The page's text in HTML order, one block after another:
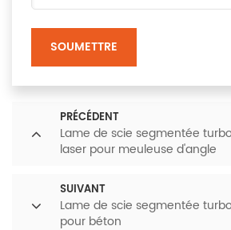
SOUMETTRE
PRÉCÉDENT
Lame de scie segmentée
laser pour meuleuse d'angle
SUIVANT
Lame de scie segmentée
pour béton